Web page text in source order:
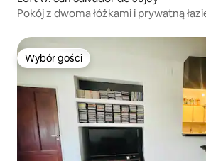
Pokój z dwoma łóżkami i prywatną
Wybór gości
Wybór gości